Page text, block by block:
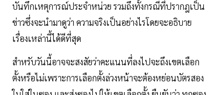
บันทึกเหตุการณ์ประจำหน่วย รวมถึงทั้งกรณีที่ปรากฎเป็น
ข่าวซึ่งจะนำมาดูว่า ความจริงเป็นอย่างไรโดยจะอธิบาย
เรื่องเหล่านี้ได้ดีที่สุด
สำหรับวันนี้อาจจะสงสัยว่าคะแนนที่ลงไปจะถึงเขตเลือก
ตั้งหรือไม่เพราะการเลือกตั้งล่วงหน้าจะต้องหย่อนบัตรสอง